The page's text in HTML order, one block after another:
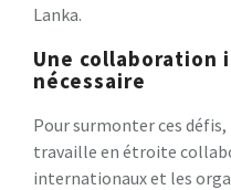
Lanka.
Une collaboration
nécessaire
Pour surmonter ces
travaille en étroite
internationaux et les